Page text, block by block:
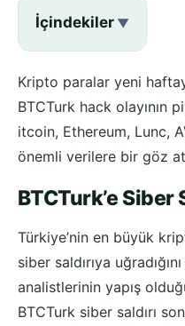
İçindekiler
Kripto paralar yeni
BTCTurk hack olayının
itcoin, Ethereum, Lunc,
önemli verilere bir göz
BTCTurk’e Siber
Türkiye’nin en büyük
siber saldırıya
analistlerinin yapış
BTCTurk siber saldırı